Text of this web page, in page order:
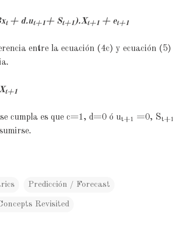
t + d.ut+1 + St+1 ).Xt+1 + et+1
entre la ecuación (4c) y ecuación (5)
t+1
cumpla es que c=1, d=0 ó ut+1 =0, St+1
Predicción / Forecast
Revisited